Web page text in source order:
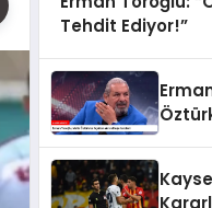
Tehdit Ediyor!”